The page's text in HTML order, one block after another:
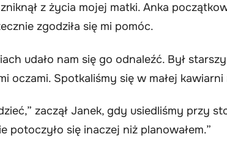
z życia mojej matki. Anka
zgodziła się mi pomóc.
udało nam się go odnaleźć. Był
oczami. Spotkaliśmy się w małej
zaczął Janek, gdy usiedliśmy przy
potoczyło się inaczej niż planowałem.”